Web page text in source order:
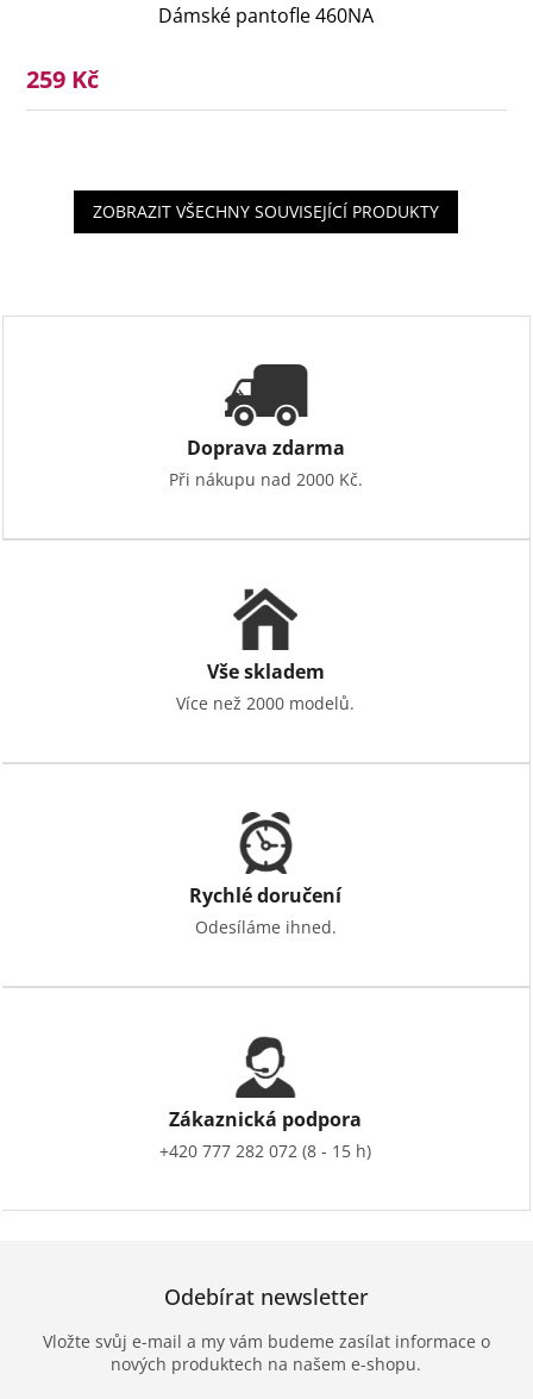
Dámské pantofle 460NA
259 Kč
ZOBRAZIT VŠECHNY SOUVISEJÍCÍ PRODUKTY
Doprava zdarma
Při nákupu nad 2000 Kč.
Vše skladem
Více než 2000 modelů.
Rychlé doručení
Odesíláme ihned.
Zákaznická podpora
+420 777 282 072 (8 - 15 h)
Odebírat newsletter
Vložte svůj e-mail a my vám budeme zasílat informace o
nových produktech na našem e-shopu.